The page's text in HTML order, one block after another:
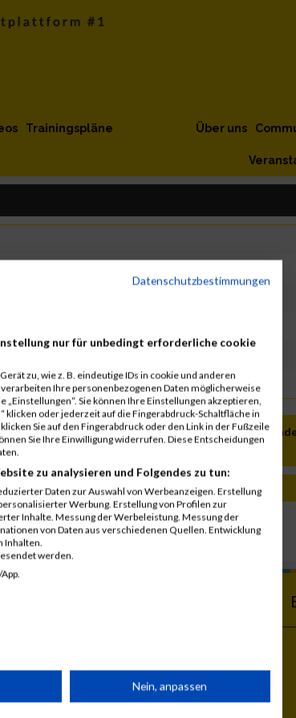
Trainingspläne Über uns
In meinen
übernehmen
Themen
Datenschutzbestimmungen
nur für unbedingt erforderliche cookie
zu, wie z. B. eindeutige IDs in cookie und anderen
Ihre personenbezogenen Daten möglicherweise
Sie können Ihre Einstellungen akzeptieren,
klicken oder jederzeit auf die Fingerabdruck-Schaltfläche in
Sie auf den Fingerabdruck oder den Link in der Fußzeile
Sie Ihre Einwilligung widerrufen. Diese Entscheidungen
zu analysieren und Folgendes zu tun:
Daten zur Auswahl von Werbeanzeigen. Erstellung
Werbung. Erstellung von Profilen zur
Inhalte. Messung der Werbeleistung. Messung der
von Daten aus verschiedenen Quellen. Entwicklung
Inhalten.
werden.
Nein, anpassen